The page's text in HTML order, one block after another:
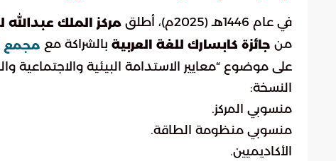
في عام 1446هـ (2025م)، أطلق مركز الملك عبدالله
من جائزة كابسارك للغة العربية بالشراكة مع مجمع
على موضوع “معايير الاستدامة البيئية
النسخة:
منسوبي المركز.
منسوبي منظومة الطاقة.
الأكاديميين.